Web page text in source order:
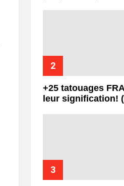
+25 tatouages
leur signification!